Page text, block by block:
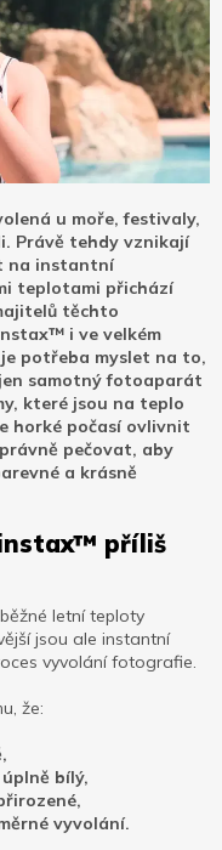
u moře, festivaly,
Právě tehdy vznikají
na instantní
teplotami přichází
těchto
i ve velkém
potřeba myslet na to,
samotný fotoaparát
které jsou na teplo
horké počasí ovlivnit
pečovat, aby
a krásně
instax™ příliš
letní teploty
jsou ale instantní
vyvolání fotografie.
že:
bílý,
vyvolání.